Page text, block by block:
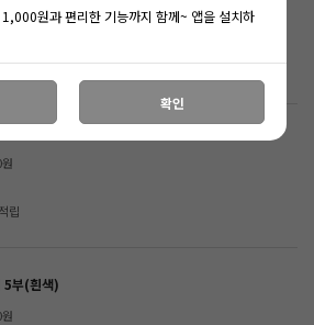
립
립
5부(흰색)
원과 편리한 기능까지 함께~ 앱을 설치하
확인